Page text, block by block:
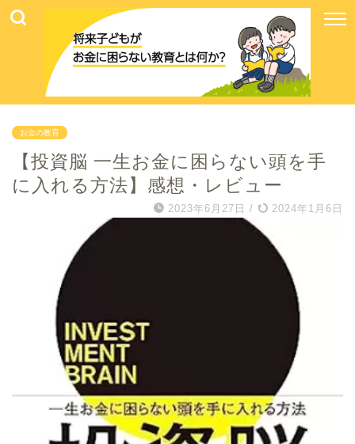
お金の教育
【投資脳 一生お金に困らない頭を手
に入れる方法】感想・レビュー
2023年6月27日 / 2024年1月6日